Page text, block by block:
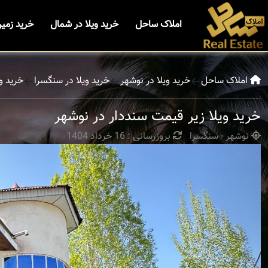
املاک ساحل خرید ویلا در شمال خرید
املاک ساحل خرید ویلا در نوشهر خرید ویلا در سنگسرا خرید
خرید ویلا زیر قیمت سنددار در نوشهر
نوشهر - سنگسرا بروزرسانی : 16 خرداد 1404